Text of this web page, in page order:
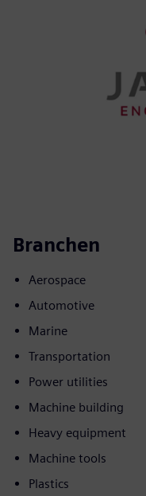
Branchen
Aerospace
Automotive
Marine
Transportation
Power utilities
Machine building
Heavy equipment
Machine tools
Plastics